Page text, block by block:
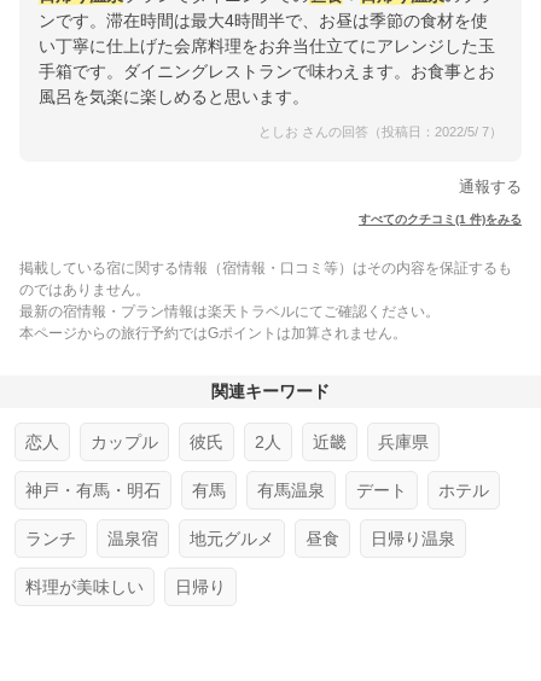
ンです。滞在時間は最大4時間半で、お昼は季節の食材を使
い丁寧に仕上げた会席料理をお弁当仕立てにアレンジした玉
手箱です。ダイニングレストランで味わえます。お食事とお
風呂を気楽に楽しめると思います。
としお さんの回答（投稿日：2022/5/ 7）
通報する
すべてのクチコミ(1 件)をみる
掲載している宿に関する情報（宿情報・口コミ等）はその内容を保証するも
のではありません。
最新の宿情報・プラン情報は楽天トラベルにてご確認ください。
本ページからの旅行予約ではGポイントは加算されません。
関連キーワード
恋人 カップル 彼氏 2人 近畿 兵庫県
神戸・有馬・明石 有馬 有馬温泉 デート ホテル
ランチ 温泉宿 地元グルメ 昼食 日帰り温泉
料理が美味しい 日帰り